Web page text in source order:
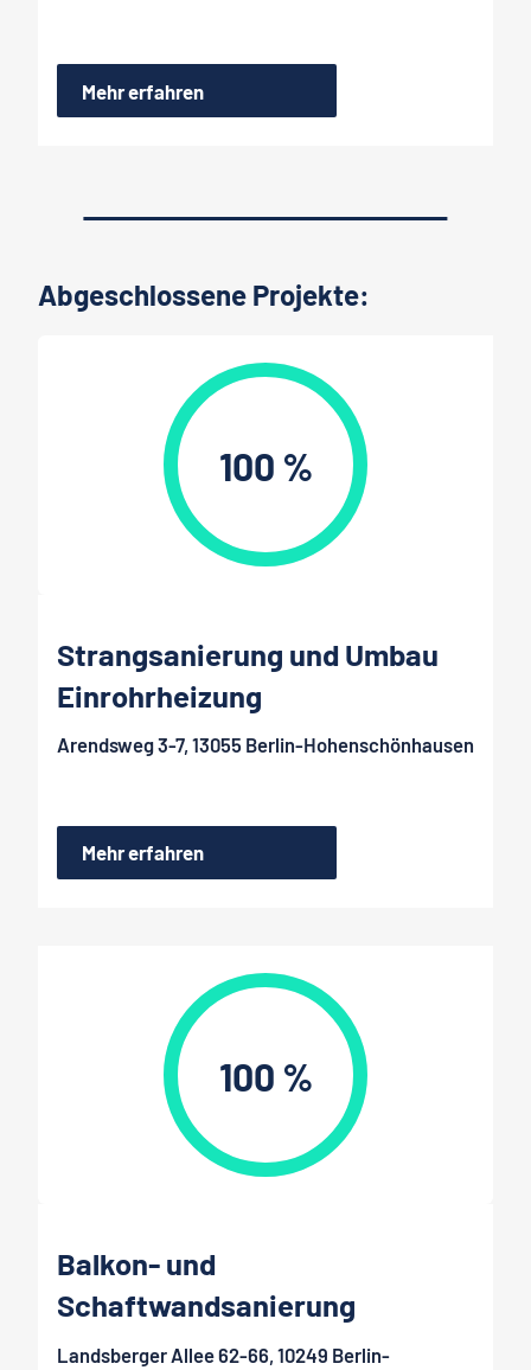
Mehr erfahren
Abgeschlossene Projekte:
100 %
Strangsanierung und Umbau
Einrohrheizung
Arendsweg 3-7, 13055 Berlin-Hohenschönhausen
Mehr erfahren
Balkon- und
Schaftwandsanierung
Landsberger Allee 62-66, 10249 Berlin-
100 %